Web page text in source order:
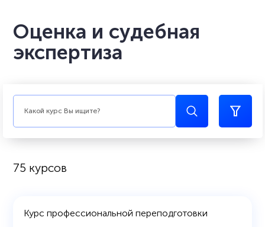
Оценка и судебная
экспертиза
75 курсов
Курс профессиональной переподготовки